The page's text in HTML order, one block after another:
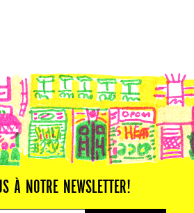
À NOTRE NEWSLETTER!